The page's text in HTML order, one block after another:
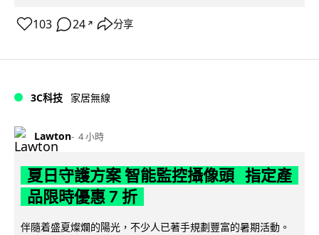
103 24 ↗ 分享
3C科技 家居無線
Lawton 4 小時
夏日守護方案 智能監控攝像頭 指定產
品限時優惠 7 折
伴隨着盛夏燦爛的陽光，不少人已著手規劃豐富的暑期活動。